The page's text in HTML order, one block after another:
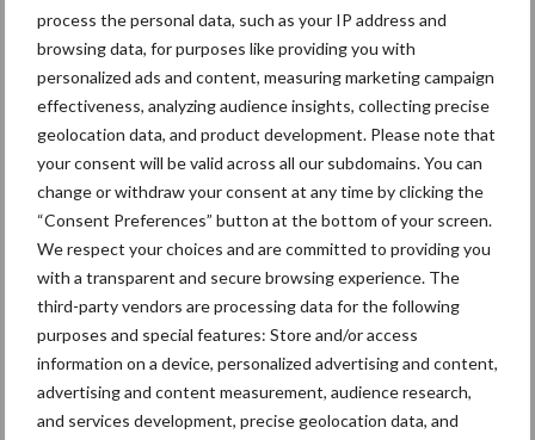
process the personal data, such as your IP address and
browsing data, for purposes like providing you with
personalized ads and content, measuring marketing campaign
effectiveness, analyzing audience insights, collecting precise
geolocation data, and product development. Please note that
your consent will be valid across all our subdomains. You can
change or withdraw your consent at any time by clicking the
“Consent Preferences” button at the bottom of your screen.
We respect your choices and are committed to providing you
with a transparent and secure browsing experience. The
third-party vendors are processing data for the following
purposes and special features: Store and/or access
information on a device, personalized advertising and content,
advertising and content measurement, audience research,
and services development, precise geolocation data, and
Primaire
Sidebar
Recent nieuws Partner nieuws
7 aug
Grondstoffenmarkt blijft grillig:
droogte en geopolitiek houden
handel in de greep
Mastitis Hittestress
Toon meer